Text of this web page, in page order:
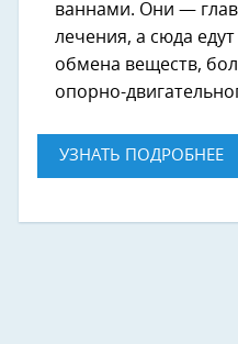
ваннами. Они —
лечения, а сюда
обмена веществ,
опорно-
УЗНАТЬ ПОДРОБНЕЕ